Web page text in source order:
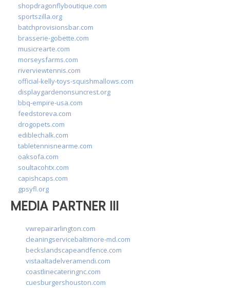
shopdragonflyboutique.com
sportszilla.org
batchprovisionsbar.com
brasserie-gobette.com
musicrearte.com
morseysfarms.com
riverviewtennis.com
official-kelly-toys-squishmallows.com
displaygardenonsuncrest.org
bbq-empire-usa.com
feedstoreva.com
drogopets.com
ediblechalk.com
tabletennisnearme.com
oaksofa.com
soultacohtx.com
capishcaps.com
gpsyfl.org
MEDIA PARTNER III
vwrepairarlington.com
cleaningservicebaltimore-md.com
beckslandscapeandfence.com
vistaaltadelveramendi.com
coastlinecateringnc.com
cuesburgershouston.com